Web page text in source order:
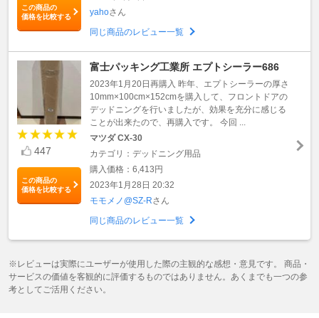
この商品の
価格を比較する
yahoさん
同じ商品のレビュー一覧
447
この商品の
価格を比較する
富士パッキング工業所 エプトシーラー686
2023年1月20日再購入 昨年、エプトシーラーの厚さ
10mm×100cm×152cmを購入して、フロントドアの
デッドニングを行いましたが、効果を充分に感じる
ことが出来たので、再購入です。 今回 ...
マツダ CX-30
カテゴリ：デッドニング用品
購入価格：6,413円
2023年1月28日 20:32
モモメノ@SZ-Rさん
同じ商品のレビュー一覧
※レビューは実際にユーザーが使用した際の主観的な感想・意見です。 商品・
サービスの価値を客観的に評価するものではありません。あくまでも一つの参
考としてご活用ください。